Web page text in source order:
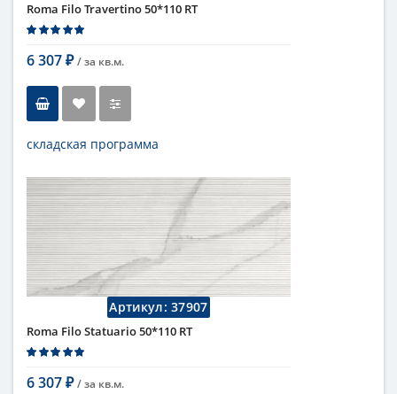
Roma Filo Travertino 50*110 RT
6 307 ₽ / за кв.м.
складская программа
Тип
настенная плитка
Длина
110 см
Высота
50 см
Цвет
бежевый,светлый
Страна
Италия
Поверхность
матовая
Коллекция
Fap Ceramiche
Артикул:37907
Roma Filo Statuario 50*110 RT
6 307 ₽ / за кв.м.